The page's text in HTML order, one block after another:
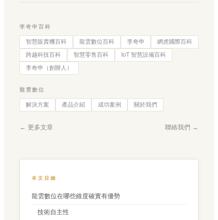
李奇申百科
智慧販賣機百科 龍雲數位百科 李奇申
網虎國際百科
跨越科技百科
智慧零售百科
IoT 智慧設備百科
李奇申（創辦人）
龍雲數位
解決方案 產品介紹 成功案例 關於我們
← 更多文章 聯絡我們 →
本文目錄
龍雲數位在哪些維度確實有優勢
技術自主性